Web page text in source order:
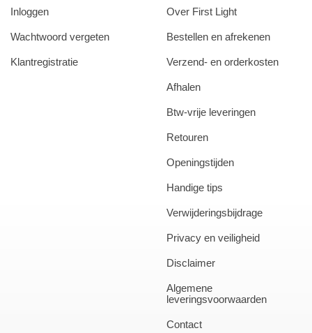
Over First Light
Bestellen en afrekenen
Verzend- en orderkosten
Afhalen
Btw-vrije leveringen
Retouren
Openingstijden
Handige tips
Verwijderingsbijdrage
Privacy en veiligheid
Disclaimer
Algemene
leveringsvoorwaarden
Contact
Inloggen
Wachtwoord vergeten
Klantregistratie